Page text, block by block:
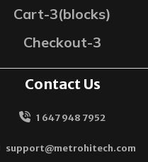
Cart-3(blocks)
Checkout-3
Contact Us
1 647 948 7952
support@metrohitech.com